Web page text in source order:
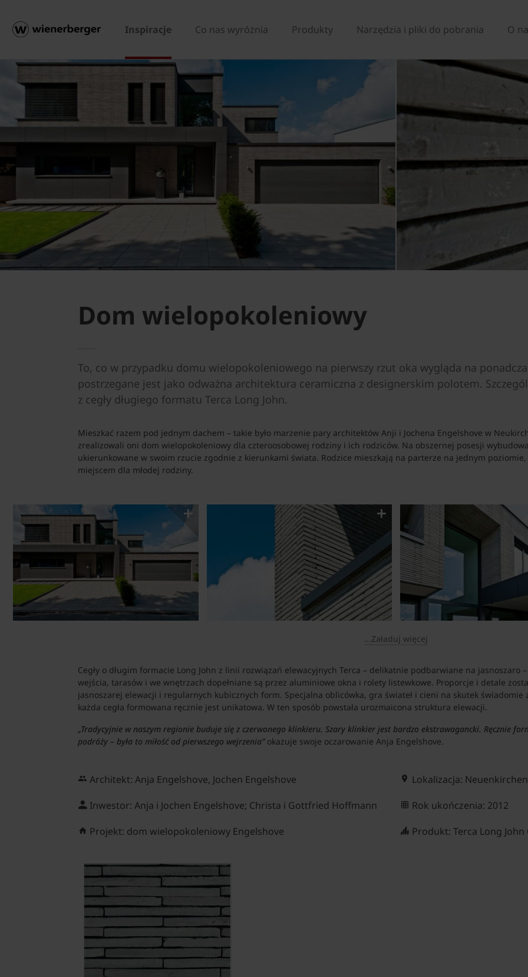
Inspiracje Co nas wyróżnia Produkty Narzędzia i pliki do pobrania O
Dom wielopokoleniowy
To, co w przypadku domu wielopokoleniowego na pierwszy rzut oka wygląda na
postrzegane jest jako odważna architektura ceramiczna z designerskim polotem.
z cegły długiego formatu Terca Long John.
Mieszkać razem pod jednym dachem – takie było marzenie pary architektów Anji i Jochena Engelshove w
zrealizowali oni dom wielopokoleniowy dla czteroosobowej rodziny i ich rodziców. Na obszernej posesji
ukierunkowane w swoim rzucie zgodnie z kierunkami świata. Rodzice mieszkają na parterze na jednym
miejscem dla młodej rodziny.
...Załaduj więcej
Cegły o długim formacie Long John z linii rozwiązań elewacyjnych Terca – delikatnie podbarwiane na jasnoszaro
wejścia, tarasów i we wnętrzach dopełniane są przez aluminiowe okna i rolety listewkowe. Proporcje i detale
jasnoszarej elewacji i regularnych kubicznych form. Specjalna oblicówka, gra świateł i cieni na skutek
każda cegła formowana ręcznie jest unikatowa. W ten sposób powstała urozmaicona struktura elewacji.
„Tradycyjnie w naszym regionie buduje się z czerwonego klinkieru. Szary klinkier jest bardzo ekstrawagancki. Ręcznie
podróży – była to miłość od pierwszego wejrzenia” okazuje swoje oczarowanie Anja Engelshove.
Architekt: Anja Engelshove, Jochen Engelshove
Inwestor: Anja i Jochen Engelshove; Christa i Gottfried Hoffmann
Projekt: dom wielopokoleniowy Engelshove
Lokalizacja:
Rok ukończenia: 2012
Produkt: Terca Long John